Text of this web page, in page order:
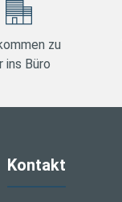
zu
ins Büro
Kontakt